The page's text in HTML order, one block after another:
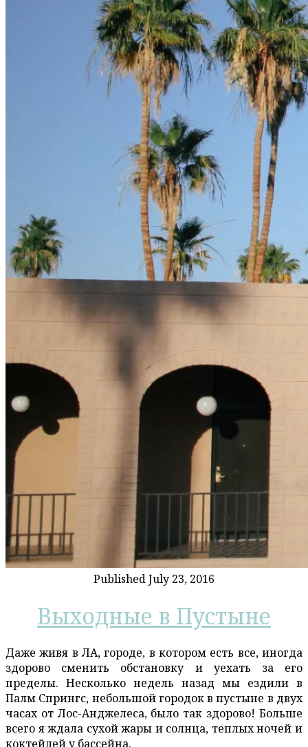
Published July 23, 2016
Выходные в Пустыне
Даже живя в ЛА, городе, в котором есть все, иногда
здорово сменить обстановку и уехать за его
пределы. Несколько недель назад мы ездили в
Палм Спрингс, небольшой городок в пустыне в двух
часах от Лос-Анджелеса, было так здорово! Больше
всего я ждала сухой жары и солнца, теплых ночей и
коктейлей у бассейна.